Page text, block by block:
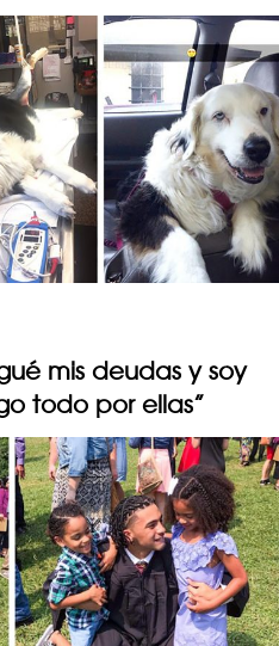
mis deudas y soy
todo por ellas”